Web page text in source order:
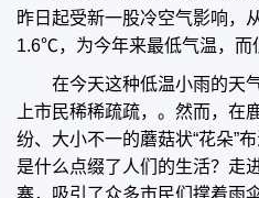
昨日起受新一股冷空气影响，
1.6℃，为今年来最低气温，而
在今天这种低温小雨的天
上市民稀稀疏疏，。然而，
纷、大小不一的蘑菇状“花朵”
是什么点缀了人们的生活？走
寨，吸引了众多市民们撑着雨